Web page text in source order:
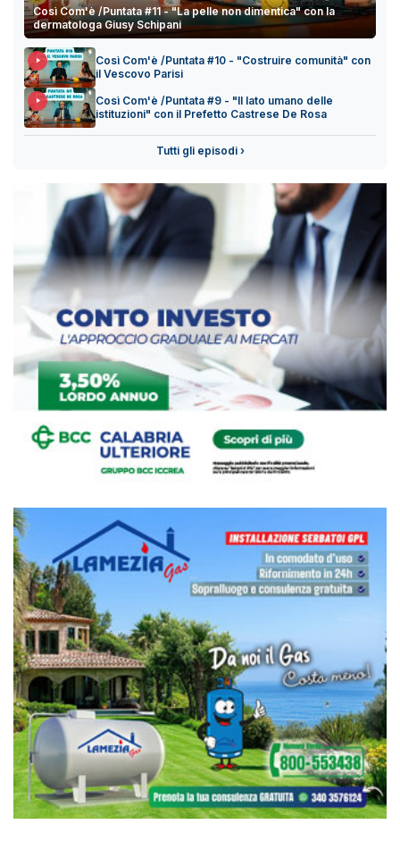
Così Com'è /Puntata #11 - "La pelle non dimentica" con la
dermatologa Giusy Schipani
Così Com'è /Puntata #10 - "Costruire comunità" con
il Vescovo Parisi
Così Com'è /Puntata #9 - "Il lato umano delle
istituzioni" con il Prefetto Castrese De Rosa
Tutti gli episodi ›